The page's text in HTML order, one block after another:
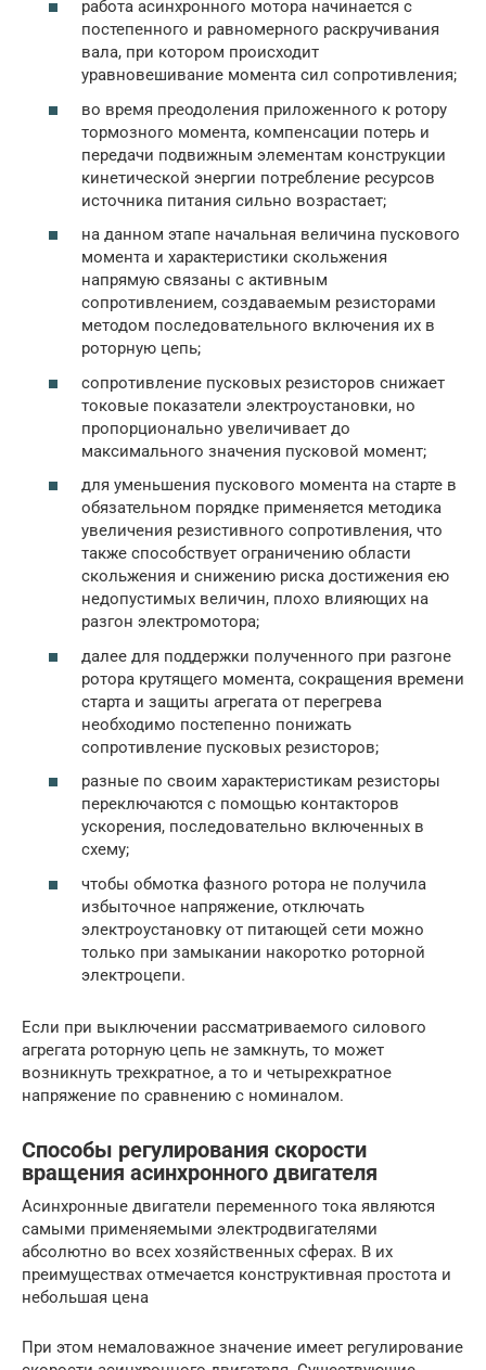
работа асинхронного мотора начинается с
постепенного и равномерного раскручивания
вала, при котором происходит
уравновешивание момента сил сопротивления;
во время преодоления приложенного к ротору
тормозного момента, компенсации потерь и
передачи подвижным элементам конструкции
кинетической энергии потребление ресурсов
источника питания сильно возрастает;
на данном этапе начальная величина пускового
момента и характеристики скольжения
напрямую связаны с активным
сопротивлением, создаваемым резисторами
методом последовательного включения их в
роторную цепь;
сопротивление пусковых резисторов снижает
токовые показатели электроустановки, но
пропорционально увеличивает до
максимального значения пусковой момент;
для уменьшения пускового момента на старте в
обязательном порядке применяется методика
увеличения резистивного сопротивления, что
также способствует ограничению области
скольжения и снижению риска достижения ею
недопустимых величин, плохо влияющих на
разгон электромотора;
далее для поддержки полученного при разгоне
ротора крутящего момента, сокращения времени
старта и защиты агрегата от перегрева
необходимо постепенно понижать
сопротивление пусковых резисторов;
разные по своим характеристикам резисторы
переключаются с помощью контакторов
ускорения, последовательно включенных в
схему;
чтобы обмотка фазного ротора не получила
избыточное напряжение, отключать
электроустановку от питающей сети можно
только при замыкании накоротко роторной
электроцепи.
Если при выключении рассматриваемого силового
агрегата роторную цепь не замкнуть, то может
возникнуть трехкратное, а то и четырехкратное
напряжение по сравнению с номиналом.
Cпособы регулирования скорости
вращения асинхронного двигателя
Асинхронные двигатели переменного тока являются
самыми применяемыми электродвигателями
абсолютно во всех хозяйственных сферах. В их
преимуществах отмечается конструктивная простота и
небольшая цена
При этом немаловажное значение имеет регулирование